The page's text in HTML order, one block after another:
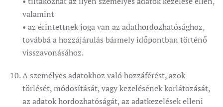
valamint
• az érintettnek joga van az adathordozhatósághoz,
továbbá a hozzájárulás bármely időpontban történő
visszavonásához.
A személyes adatokhoz való hozzáférést, azok
törlését, módosítását, vagy kezelésének korlátozását,
az adatok hordozhatóságát, az adatkezelések elleni